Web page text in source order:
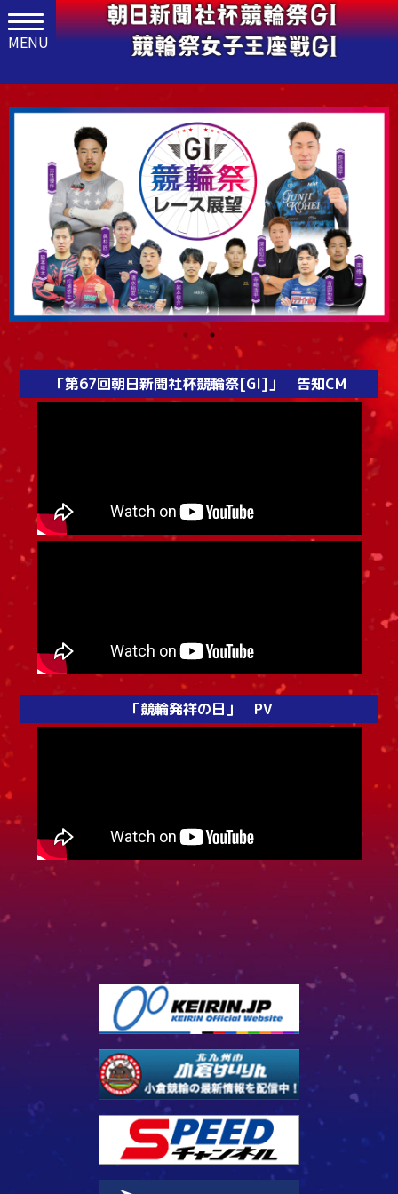
「第67回朝日新聞社杯競輪祭[GI]」 告知CM
「競輪発祥の日」 PV